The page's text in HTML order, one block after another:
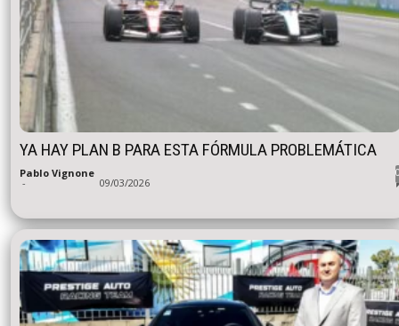
YA HAY PLAN B PARA ESTA FÓRMULA PROBLEMÁTICA
Pablo Vignone
- 09/03/2026